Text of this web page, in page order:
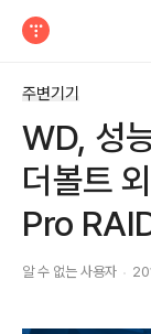
주변기기
WD, 성
더볼트
Pro
알 수 없는 사용자